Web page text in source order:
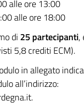
alle ore 13:00
alle ore 18:00
di 25 partecipanti,
5,8 crediti ECM).
in allegato
all’indirizzo:
.